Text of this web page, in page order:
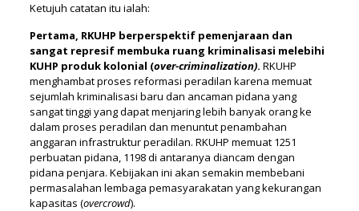
Ketujuh catatan itu ialah:
Pertama, RKUHP berperspektif pemenjaraan dan
sangat represif membuka ruang kriminalisasi melebihi
KUHP produk kolonial (over-criminalization).RKUHP
menghambat proses reformasi peradilan karena memuat
sejumlah kriminalisasi baru dan ancaman pidana yang
sangat tinggi yang dapat menjaring lebih banyak orang ke
dalam proses peradilan dan menuntut penambahan
anggaran infrastruktur peradilan. RKUHP memuat 1251
perbuatan pidana, 1198 di antaranya diancam dengan
pidana penjara. Kebijakan ini akan semakin membebani
permasalahan lembaga pemasyarakatan yang kekurangan
kapasitas (overcrowd).